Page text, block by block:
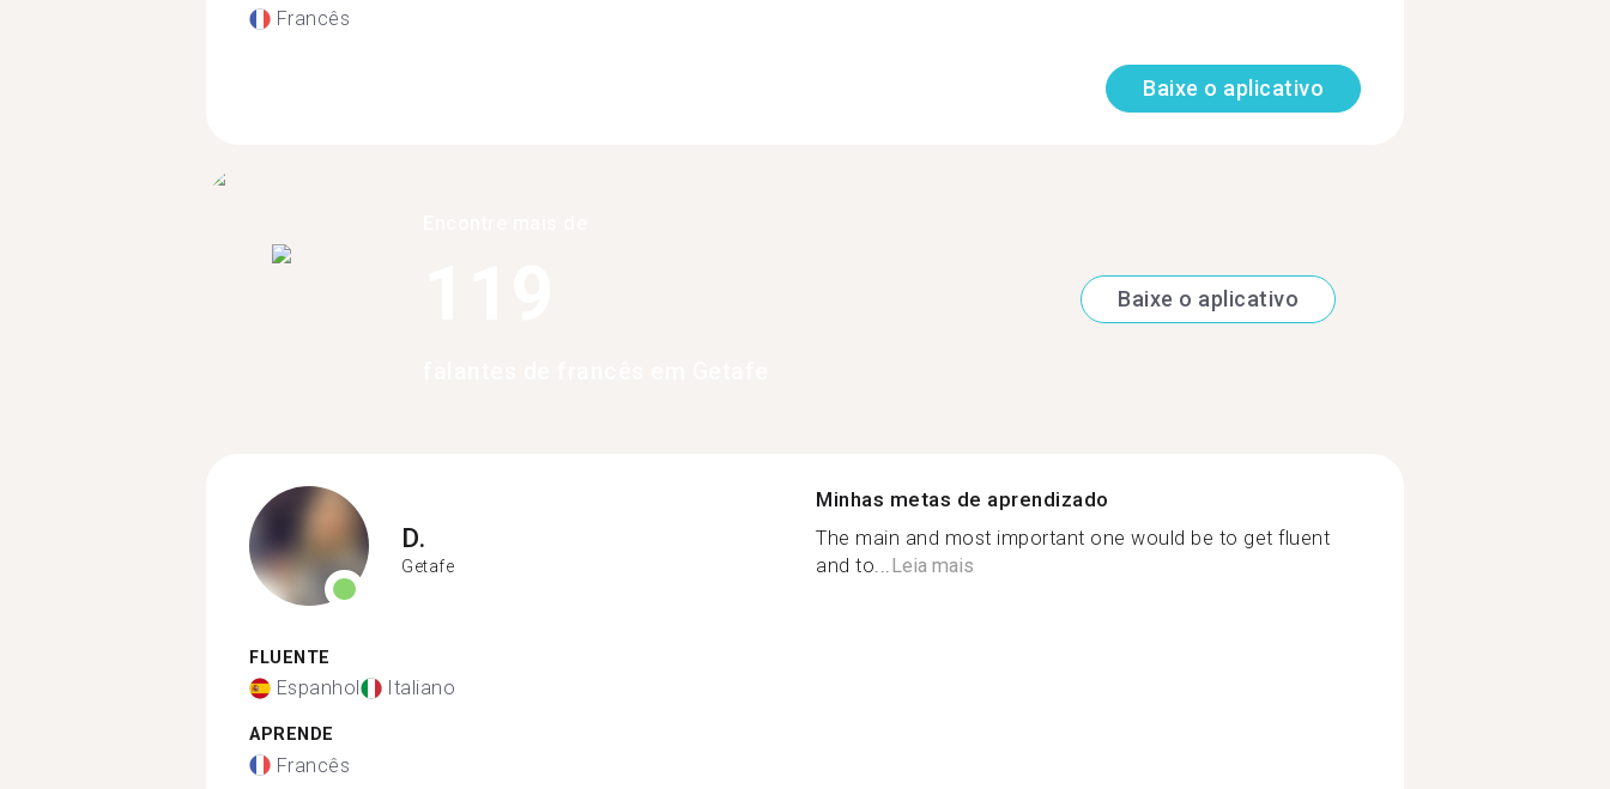
Francês
Baixe o aplicativo
Baixe o aplicativo
D.
Getafe
FLUENTE
Espanhol Italiano
APRENDE
Francês
Minhas metas de aprendizado
The main and most important one would be to get fluent
and to... Leia mais